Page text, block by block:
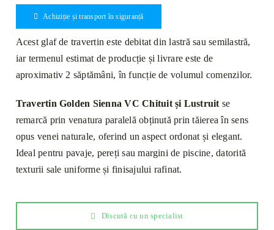
Golden
Sienna
VC
Lustruit
x
20
x
Achiziție și transport în siguranță
Acest glaf de travertin este debitat din lastră sau semilastră,
iar termenul estimat de producție și livrare este de
aproximativ 2 săptămâni, în funcție de volumul comenzilor.
Travertin Golden Sienna VC Chituit și Lustruit se
remarcă prin venatura paralelă obținută prin tăierea în sens
opus venei naturale, oferind un aspect ordonat și elegant.
Ideal pentru pavaje, pereți sau margini de piscine, datorită
texturii sale uniforme și finisajului rafinat.
Discută cu un specialist